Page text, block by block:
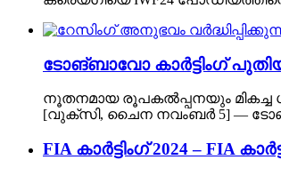
ടോങ്‌ബാവോ കാർട്ടിംഗ്
നൂതനമായ രൂപകൽപ്പനയും മികച്ച
[വുക്സി, ചൈന നവംബർ 5] —
FIA കാർട്ടിംഗ് 2024 – FIA